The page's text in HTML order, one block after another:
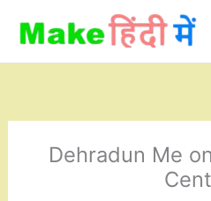
content
Dehradun Me